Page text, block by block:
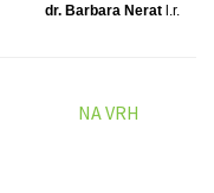
dr. Barbara Neratl.r.
NA VRH